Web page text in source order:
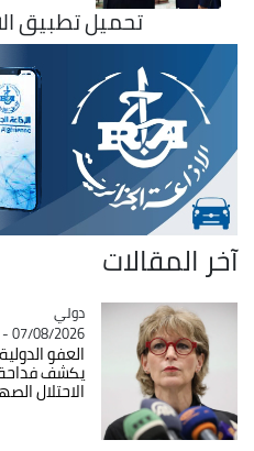
تحميل تطبيق
آخر المقالات
Catégorie
دولي
07/08/2026 - 20:50
يكشف فداحة
الاحتلال